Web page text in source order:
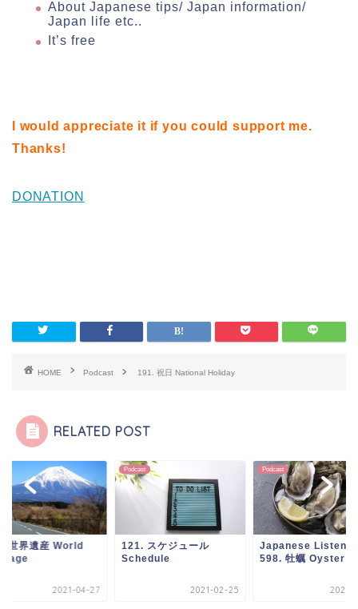
About Japanese tips/ Japan information/
Japan life etc..
It’s free
I would appreciate it if you could support me.
Thanks!
DONATION
HOME Podcast 191. 祝日 National Holiday
RELATED POST
世界遺産 World
2021-04-27
Podcast
121. スケジュール
Schedule
2021-02-25
Podcast
Japanese
598. 牡蠣 Oyster
2023-